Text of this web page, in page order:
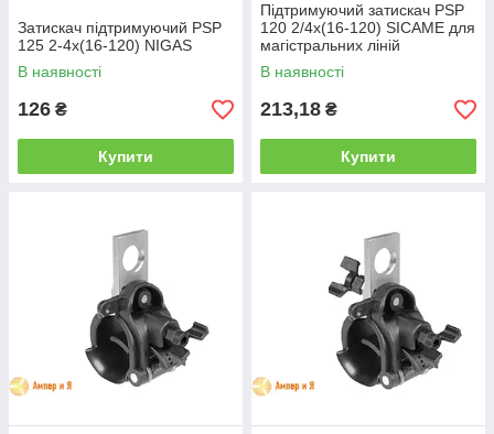
Затискач підтримуючий PSP
125 2-4х(16-120) NIGAS
В наявності
126 ₴
Купити
Підтримуючий затискач PSP
120 2/4х(16-120) SICAME для
магістральних ліній
В наявності
213,18 ₴
Купити